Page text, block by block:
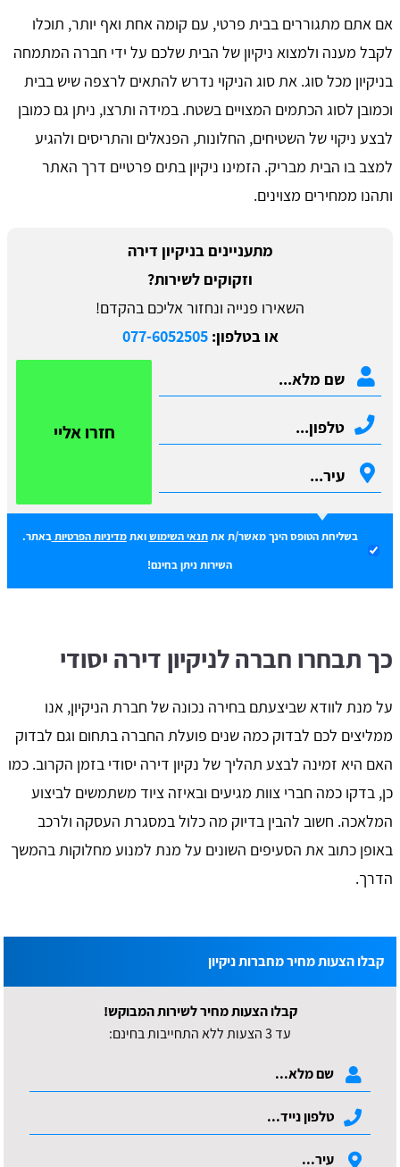
אם אתם מתגוררים בבית פרטי, עם קומה אחת ואף יותר, תוכלו
לקבל מענה ולמצוא ניקיון של הבית שלכם על ידי חברה המתמחה
בניקיון מכל סוג. את סוג הניקוי נדרש להתאים לרצפה שיש בבית
וכמובן לסוג הכתמים המצויים בשטח. במידה ותרצו, ניתן גם כמובן
לבצע ניקוי של השטיחים, החלונות, הפנאלים והתריסים ולהגיע
למצב בו הבית מבריק. הזמינו ניקיון בתים פרטיים דרך האתר
ותהנו ממחירים מצוינים.
מתעניינים בניקיון דירה
וזקוקים לשירות?
השאירו פנייה ונחזור אליכם בהקדם!
או בטלפון:077-6052505
חזרו אליי
בשליחת הטופס הינך מאשר/ת אתתנאי השימושואתמדיניות הפרטיות באתר.
השירות ניתן בחינם!
כך תבחרו חברה לניקיון דירה יסודי
על מנת לוודא שביצעתם בחירה נכונה של חברת הניקיון, אנו
ממליצים לכם לבדוק כמה שנים פועלת החברה בתחום וגם לבדוק
האם היא זמינה לבצע תהליך של נקיון דירה יסודי בזמן הקרוב. כמו
כן, בדקו כמה חברי צוות מגיעים ובאיזה ציוד משתמשים לביצוע
המלאכה. חשוב להבין בדיוק מה כלול במסגרת העסקה ולרכב
באופן כתוב את הסעיפים השונים על מנת למנוע מחלוקות בהמשך
הדרך.
קבלו הצעות מחיר מחברות ניקיון
קבלו הצעות מחיר לשירות המבוקש!
עד 3 הצעות ללא התחייבות בחינם: